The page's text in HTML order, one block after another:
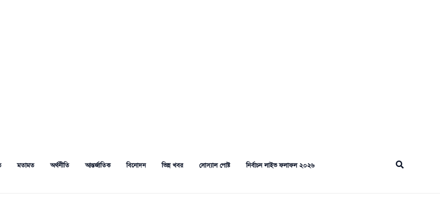
মতামত অর্থনীতি আন্তর্জাতিক বিনোদন ভিন্ন খবর সোস্যাল পোষ্ট নির্বাচন লাইভ ফলাফল ২০২৬ Search